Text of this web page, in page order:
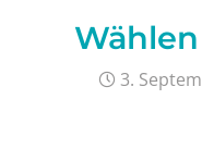
3.